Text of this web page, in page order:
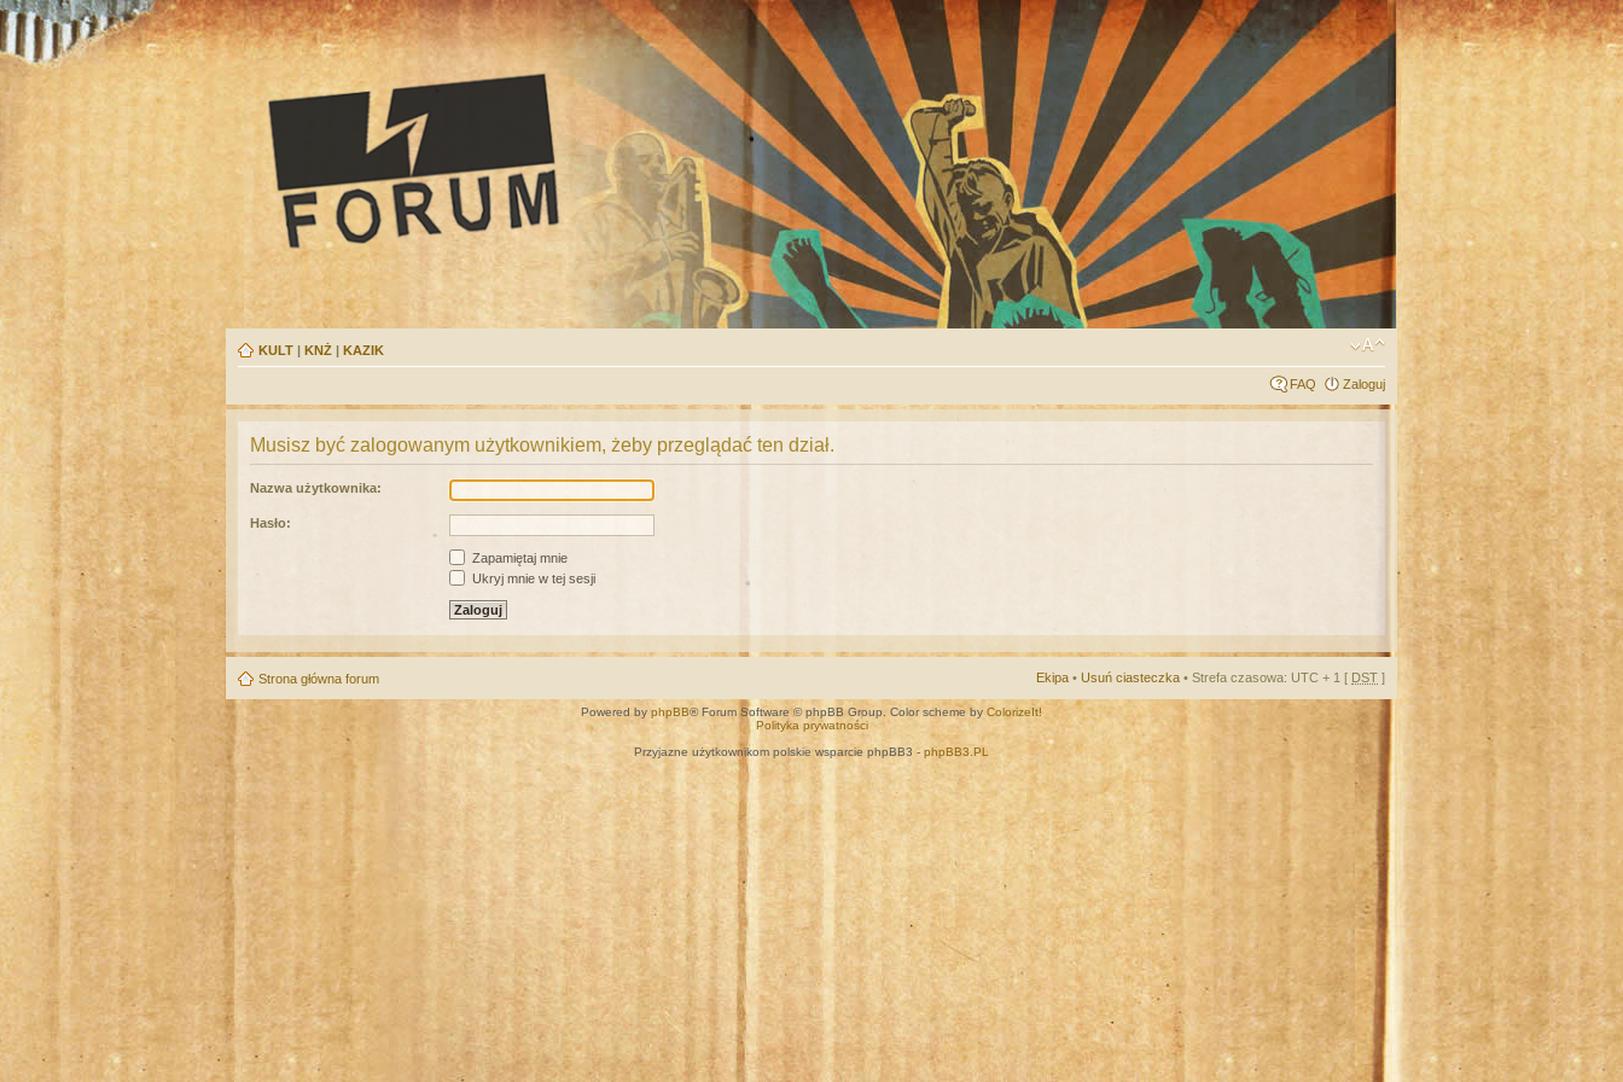
KULT | KNŻ | KAZIK
FAQ Zaloguj
Musisz być zalogowanym użytkownikiem, żeby przeglądać ten dział.
Nazwa użytkownika:
Hasło:
Zapamiętaj mnie
Ukryj mnie w tej sesji
Strona główna forum Ekipa • Usuń ciasteczka • Strefa czasowa: UTC + 1 [ DST ]
Powered by phpBB® Forum Software © phpBB Group. Color scheme by ColorizeIt!
Polityka prywatności
Przyjazne użytkownikom polskie wsparcie phpBB3 - phpBB3.PL